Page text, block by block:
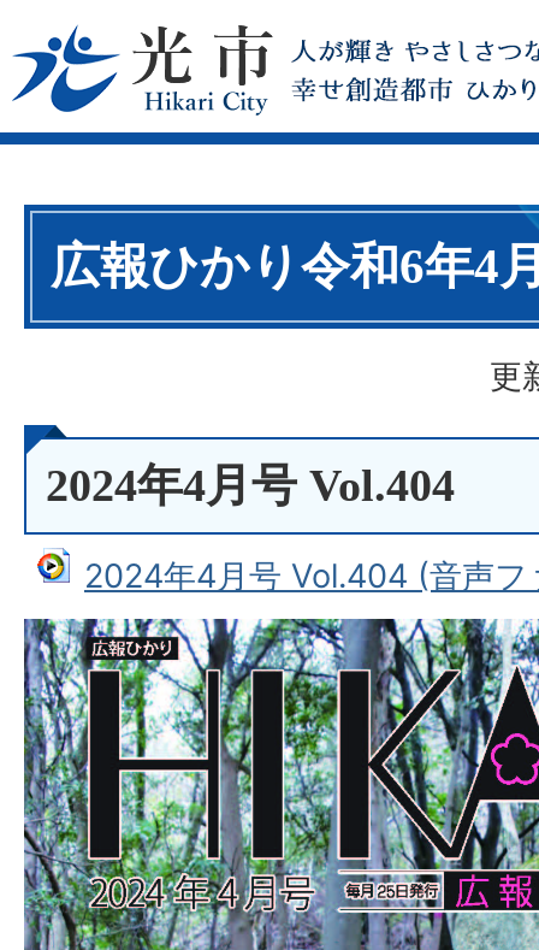
広報ひかり令和6年4
更
2024年4月号 Vol.404
2024年4月号 Vol.404 (音声